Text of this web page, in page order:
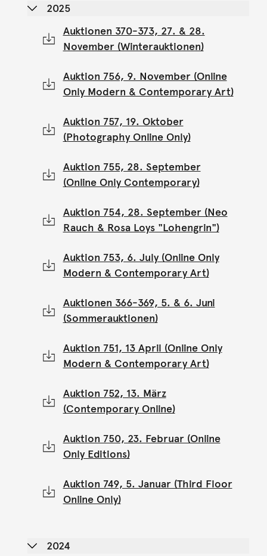
2025
Auktionen 370-373, 27. & 28.
November (Winterauktionen)
Auktion 756, 9. November (Online
Only Modern & Contemporary Art)
Auktion 757, 19. Oktober
(Photography Online Only)
Auktion 755, 28. September
(Online Only Contemporary)
Auktion 754, 28. September (Neo
Rauch & Rosa Loys "Lohengrin")
Auktion 753, 6. July (Online Only
Modern & Contemporary Art)
Auktionen 366-369, 5. & 6. Juni
(Sommerauktionen)
Auktion 751, 13 April (Online Only
Modern & Contemporary Art)
Auktion 752, 13. März
(Contemporary Online)
Auktion 750, 23. Februar (Online
Only Editions)
Auktion 749, 5. Januar (Third Floor
Online Only)
2024